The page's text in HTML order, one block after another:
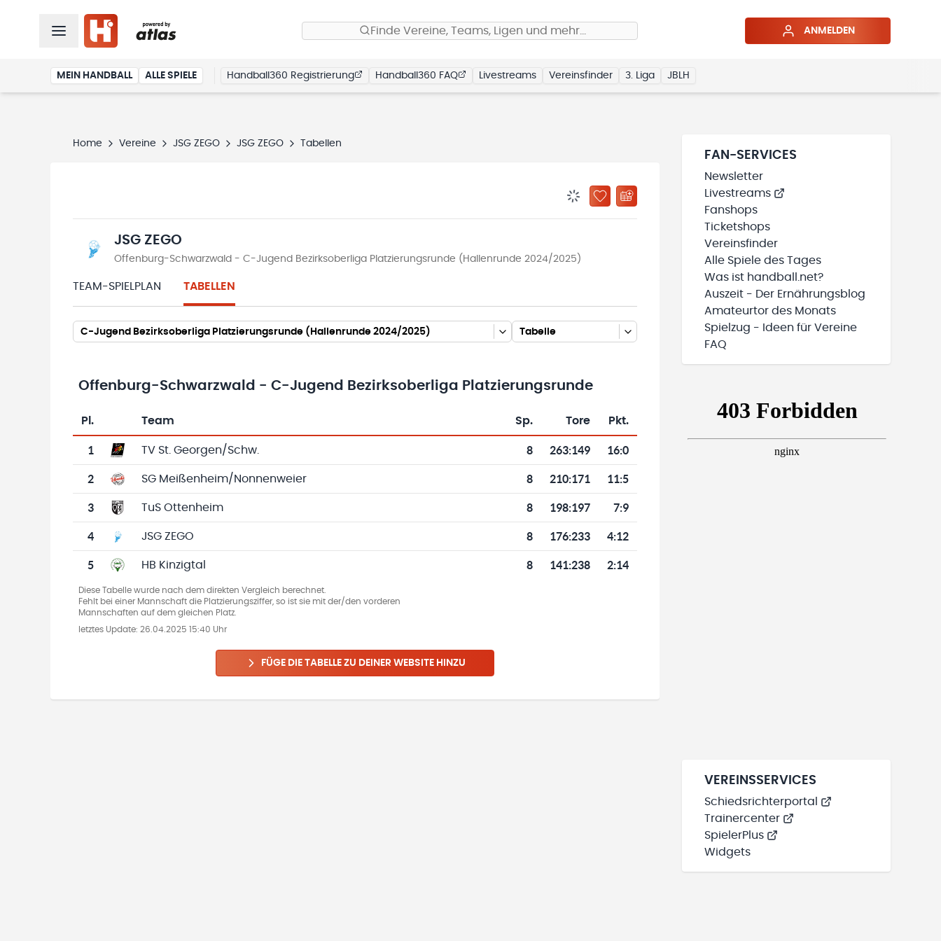
Finde Vereine, Teams, Ligen und mehr… ANMELDEN
MEIN HANDBALL ALLE SPIELE Handball360 Registrierung Handball360 FAQ Livestreams Vereinsfinder 3. Liga JBLH
Home Vereine JSG ZEGO JSG ZEGO Tabellen
BENACHRICHTIGUNGSSTATUS WIRD GELADEN
ZU „MEINE TEAMS“ HINZUFÜGEN
JSG ZEGO
Offenburg-Schwarzwald - C-Jugend Bezirksoberliga Platzierungsrunde (Hallenrunde 2024/2025)
TEAM-SPIELPLAN TABELLEN
C-Jugend Bezirksoberliga Platzierungsrunde (Hallenrunde 2024/2025) Tabelle
Offenburg-Schwarzwald - C-Jugend Bezirksoberliga Platzierungsrunde
Tabelle mit Vereinsplatzierungen, Spielen, Toren und Punkten
Pl. Team Sp. Tore Pkt.
1 TV St. Georgen/Schw. 8 263:149 16:0
2 SG Meißenheim/Nonnenweier 8 210:171 11:5
3 TuS Ottenheim 8 198:197 7:9
4 JSG ZEGO 8 176:233 4:12
5 HB Kinzigtal 8 141:238 2:14
Diese Tabelle wurde nach dem direkten Vergleich berechnet.
Fehlt bei einer Mannschaft die Platzierungsziffer, so ist sie mit der/den vorderen
Mannschaften auf dem gleichen Platz.
letztes Update: 26.04.2025 15:40 Uhr
FÜGE DIE TABELLE ZU DEINER WEBSITE HINZU
FAN-SERVICES
Newsletter
Livestreams
Fanshops
Ticketshops
Vereinsfinder
Alle Spiele des Tages
Was ist handball.net?
Auszeit - Der Ernährungsblog
Amateurtor des Monats
Spielzug - Ideen für Vereine
FAQ
VEREINSSERVICES
Schiedsrichterportal
Trainercenter
SpielerPlus
Widgets